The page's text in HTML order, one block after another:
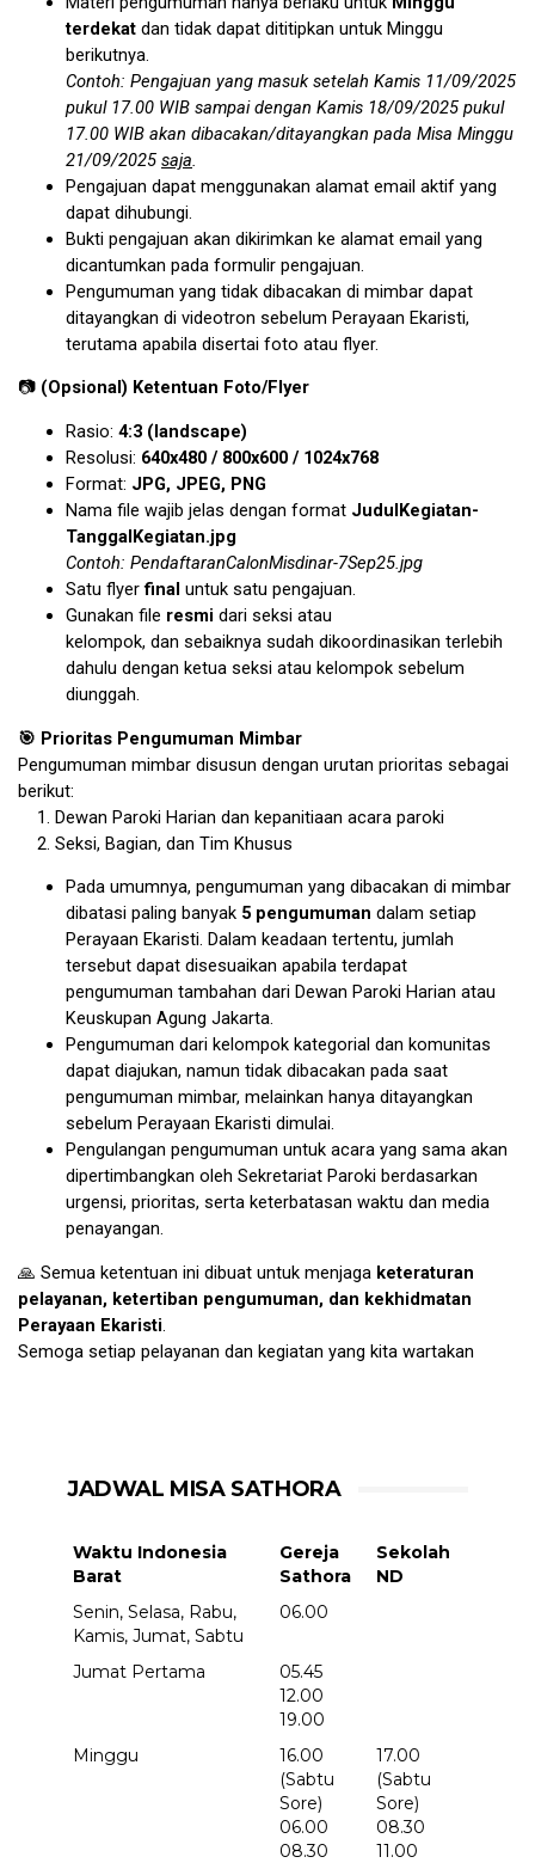
JADWAL MISA SATHORA
Waktu Indonesia
Barat
Gereja
Sathora
Sekolah
ND
Senin, Selasa, Rabu,
Kamis, Jumat, Sabtu
06.00
Jumat Pertama
05.45
12.00
19.00
Minggu
16.00
(Sabtu
Sore)
06.00
08.30
17.00
(Sabtu
Sore)
08.30
11.00